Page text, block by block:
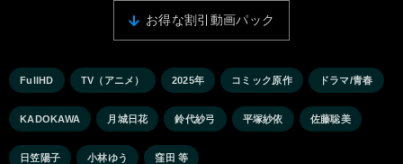
お得な割引動画パック
FullHD TV（アニメ） 2025年 コミック原作 ドラマ/青春
KADOKAWA 月城日花 鈴代紗弓 平塚紗依 佐藤聡美
日笠陽子 小林ゆう 窪田 等